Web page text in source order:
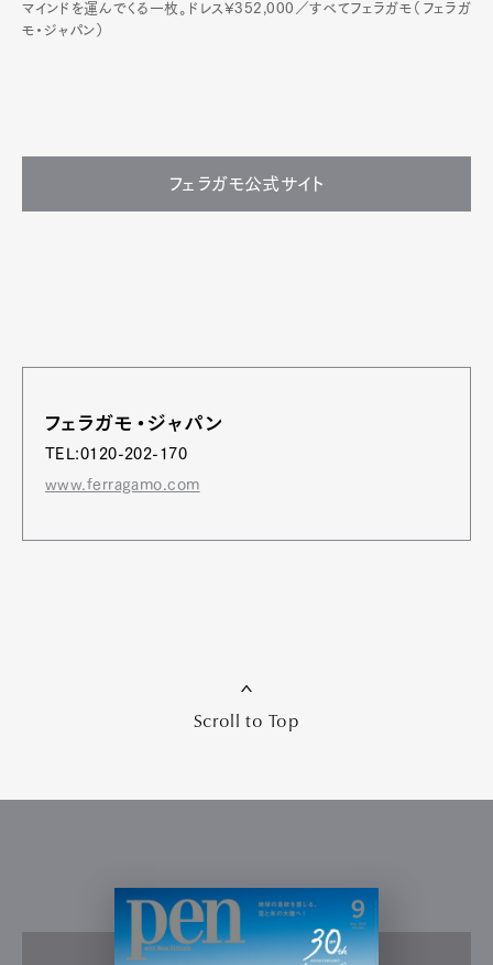
マインドを運んでくる一枚。ドレス¥352,000／すべてフェラガモ（フェラガ
モ・ジャパン）
フェラガモ公式サイト
フェラガモ・ジャパン
TEL:0120-202-170
www.ferragamo.com
Scroll to Top